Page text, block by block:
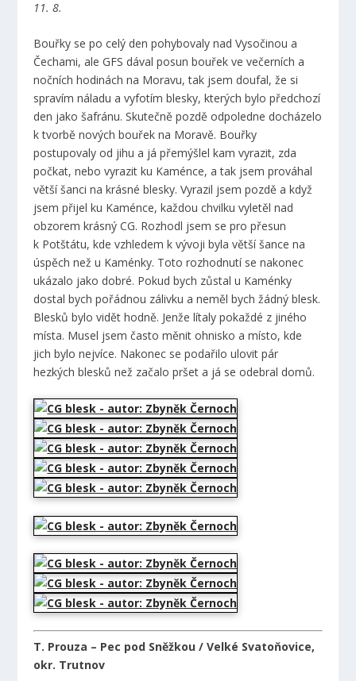
11. 8.
Bouřky se po celý den pohybovaly nad Vysočinou a
Čechami, ale GFS dával posun bouřek ve večerních a
nočních hodinách na Moravu, tak jsem doufal, že si
spravím náladu a vyfotím blesky, kterých bylo předchozí
den jako šafránu. Skutečně pozdě odpoledne docházelo
k tvorbě nových bouřek na Moravě. Bouřky
postupovaly od jihu a já přemýšlel kam vyrazit, zda
počkat, nebo vyrazit ku Kaménce, a tak jsem prováhal
větší šanci na krásné blesky. Vyrazil jsem pozdě a když
jsem přijel ku Kaménce, každou chvilku vyletěl nad
obzorem krásný CG. Rozhodl jsem se pro přesun
k Potštátu, kde vzhledem k vývoji byla větší šance na
úspěch než u Kaménky. Toto rozhodnutí se nakonec
ukázalo jako dobré. Pokud bych zůstal u Kaménky
dostal bych pořádnou zálivku a neměl bych žádný blesk.
Blesků bylo vidět hodně. Jenže lítaly pokaždé z jiného
místa. Musel jsem často měnit ohnisko a místo, kde
jich bylo nejvíce. Nakonec se podařilo ulovit pár
hezkých blesků než začalo pršet a já se odebral domů.
T. Prouza – Pec pod Sněžkou / Velké Svatoňovice,
okr. Trutnov